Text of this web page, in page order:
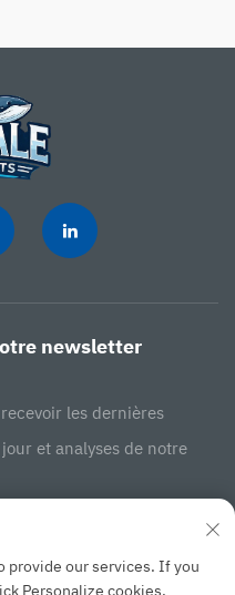
newsletter
les dernières
et analyses de notre
S'abonner
provide our services. If you
Personalize cookies.